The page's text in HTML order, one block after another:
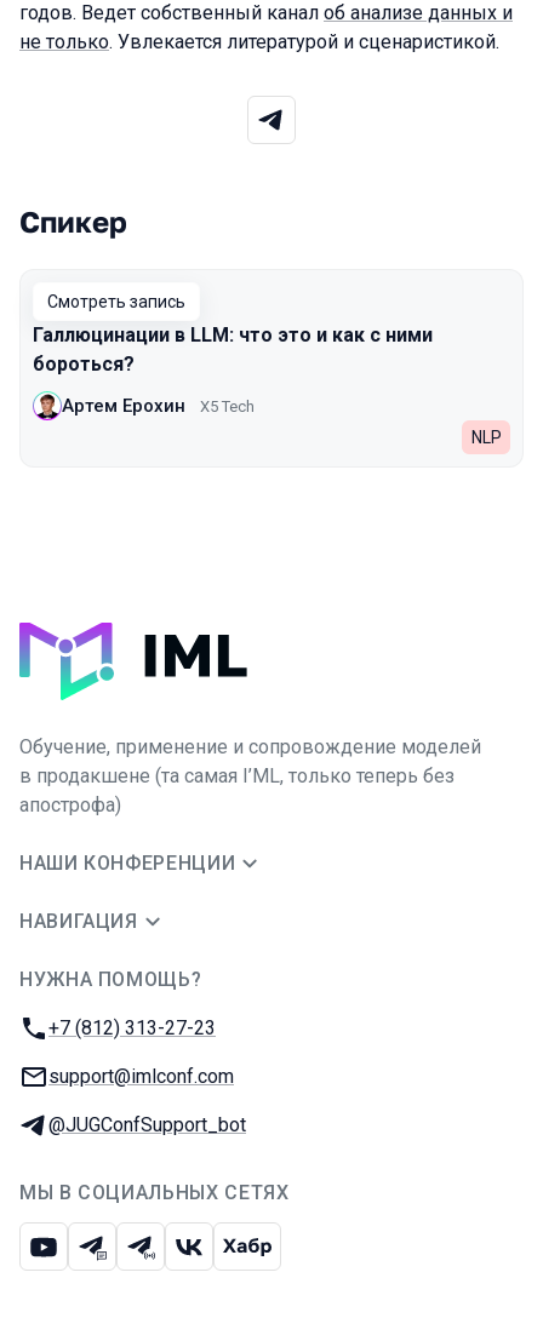
годов. Ведет собственный канал об анализе данных и
не только. Увлекается литературой и сценаристикой.
Выступления в сезоне 2024
Спикер
Смотреть запись
Галлюцинации в LLM: что это и как с ними
бороться?
Артем Ерохин X5 Tech
NLP
Обучение, применение и сопровождение моделей
в продакшене (та самая I’ML, только теперь без
апострофа)
НАШИ КОНФЕРЕНЦИИ
НАВИГАЦИЯ
НУЖНА ПОМОЩЬ?
Телефон:
+7 (812) 313-27-23
E-mail:
support@imlconf.com
Телеграм:
@JUGConfSupport_bot
МЫ В СОЦИАЛЬНЫХ СЕТЯХ
ЮтубТелеграм-чат
Телеграм-канал
ВКонтакте
Хабр